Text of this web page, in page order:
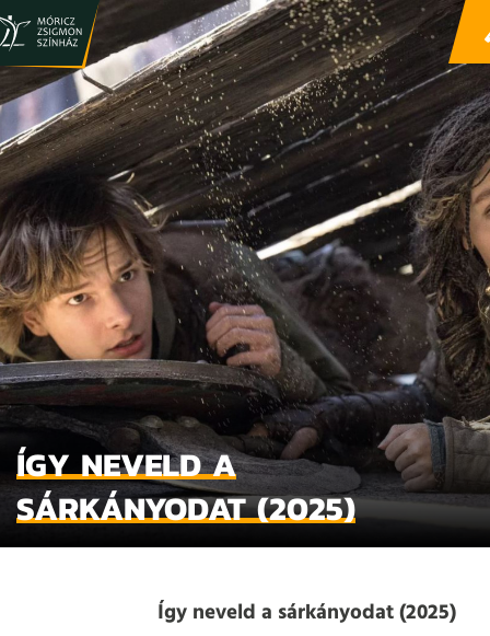
ÍGY NEVELD A
SÁRKÁNYODAT (2025)
Így neveld a sárkányodat (2025)